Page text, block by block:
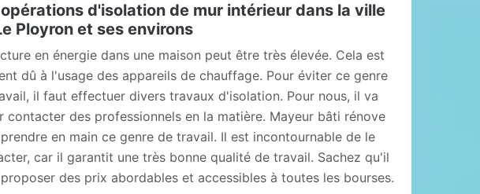
d'isolation de mur intérieur dans la ville
Ployron et ses environs
en énergie dans une maison peut être très élevée. Cela est
dû à l'usage des appareils de chauffage. Pour éviter ce genre
il faut effectuer divers travaux d'isolation. Pour nous, il va
contacter des professionnels en la matière. Mayeur bâti rénove
en main ce genre de travail. Il est incontournable de le
car il garantit une très bonne qualité de travail. Sachez qu'il
des prix abordables et accessibles à toutes les bourses.